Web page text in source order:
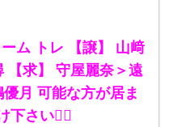
ム トレ 【譲】 山﨑
【求】 守屋麗奈＞遠
月 可能な方が居ま
下さい🙇‍♀️